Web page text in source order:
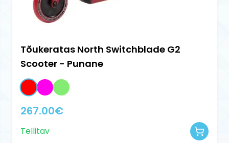
Tõukeratas North Switchblade G2
Scooter - Punane
267.00€
Tellitav